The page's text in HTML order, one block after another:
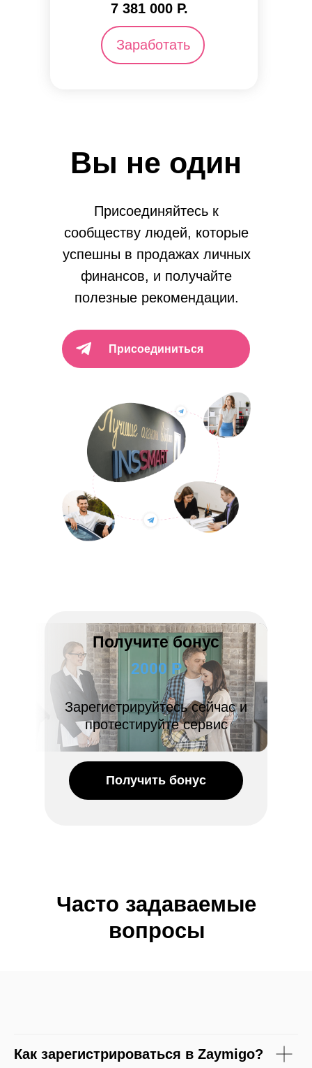
7 381 000 Р.
Заработать
Вы не один
Присоединяйтесь к
сообществу людей, которые
успешны в продажах личных
финансов, и получайте
полезные рекомендации.
Присоединиться
Получите бонус
2000 Р
Зарегистрируйтесь сейчас и
протестируйте сервис
Получить бонус
Часто задаваемые
вопросы
Как зарегистрироваться в Zaymigo?